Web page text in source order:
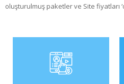
oluşturulmuş paketler ve Site fiyatları